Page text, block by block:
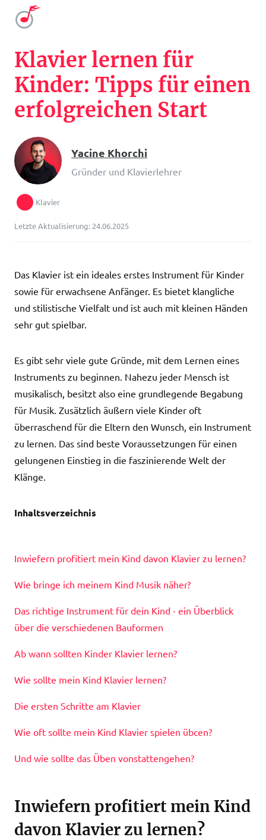
Klavier lernen für
Kinder: Tipps für einen
erfolgreichen Start
Yacine Khorchi
Gründer und Klavierlehrer
Klavier
Letzte Aktualisierung: 24.06.2025
Das Klavier ist ein ideales erstes Instrument für Kinder
sowie für erwachsene Anfänger. Es bietet klangliche
und stilistische Vielfalt und ist auch mit kleinen Händen
sehr gut spielbar.
Es gibt sehr viele gute Gründe, mit dem Lernen eines
Instruments zu beginnen. Nahezu jeder Mensch ist
musikalisch, besitzt also eine grundlegende Begabung
für Musik. Zusätzlich äußern viele Kinder oft
überraschend für die Eltern den Wunsch, ein Instrument
zu lernen. Das sind beste Voraussetzungen für einen
gelungenen Einstieg in die faszinierende Welt der
Klänge.
Inhaltsverzeichnis
Inwiefern profitiert mein Kind davon Klavier zu lernen?
Wie bringe ich meinem Kind Musik näher?
Das richtige Instrument für dein Kind - ein Überblick
über die verschiedenen Bauformen
Ab wann sollten Kinder Klavier lernen?
Wie sollte mein Kind Klavier lernen?
Die ersten Schritte am Klavier
Wie oft sollte mein Kind Klavier spielen übcen?
Und wie sollte das Üben vonstattengehen?
Inwiefern profitiert mein Kind
davon Klavier zu lernen?